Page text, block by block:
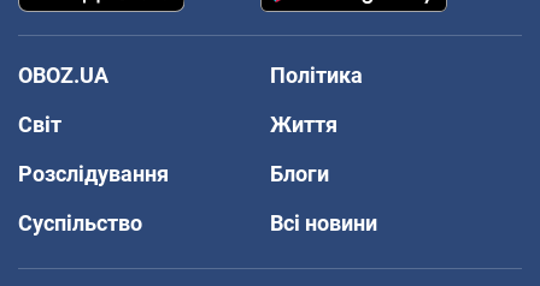
OBOZ.UA
Політика
Світ
Життя
Розслідування
Блоги
Суспільство
Всі новини